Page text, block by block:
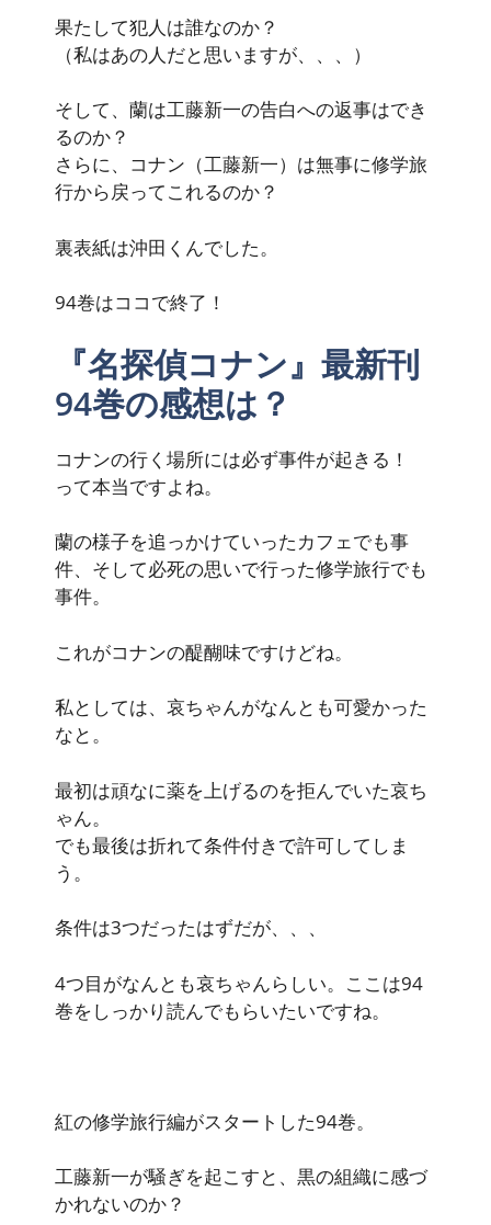
果たして犯人は誰なのか？
（私はあの人だと思いますが、、、）
そして、蘭は工藤新一の告白への返事はでき
るのか？
さらに、コナン（工藤新一）は無事に修学旅
行から戻ってこれるのか？
裏表紙は沖田くんでした。
94巻はココで終了！
『名探偵コナン』最新刊
94巻の感想は？
コナンの行く場所には必ず事件が起きる！
って本当ですよね。
蘭の様子を追っかけていったカフェでも事
件、そして必死の思いで行った修学旅行でも
事件。
これがコナンの醍醐味ですけどね。
私としては、哀ちゃんがなんとも可愛かった
なと。
最初は頑なに薬を上げるのを拒んでいた哀ち
ゃん。
でも最後は折れて条件付きで許可してしま
う。
条件は3つだったはずだが、、、
4つ目がなんとも哀ちゃんらしい。ここは94
巻をしっかり読んでもらいたいですね。
紅の修学旅行編がスタートした94巻。
工藤新一が騒ぎを起こすと、黒の組織に感づ
かれないのか？